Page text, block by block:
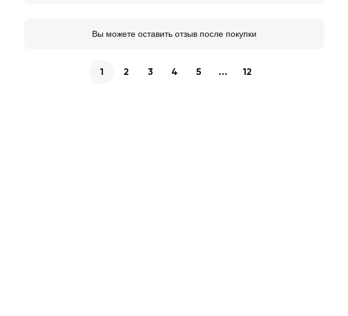
Вы можете оставить отзыв после покупки
1 2 3 4 5 ... 12